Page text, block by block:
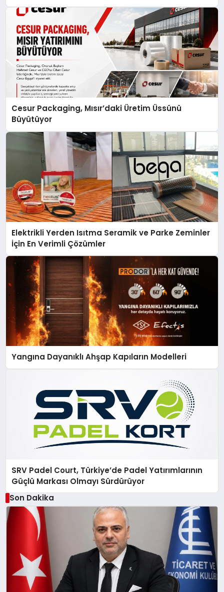
Cesur Packaging, Mısır’daki Üretim Üssünü
Büyütüyor
Elektrikli Yerden Isıtma Seramik ve Parke Zeminler
İçin En Verimli Çözümler
Yangına Dayanıklı Ahşap Kapıların Modelleri
SRV Padel Court, Türkiye’de Padel Yatırımlarının
Güçlü Markası Olmayı Sürdürüyor
Son Dakika